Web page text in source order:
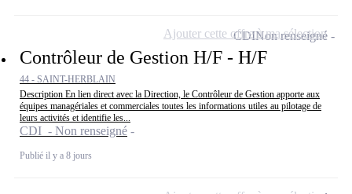
Contrôleur de Gestion H/F - H/F
44 - SAINT-HERBLAIN
Description En lien direct avec la Direction, le Contrôleur de Gestion apporte aux
équipes managériales et commerciales toutes les informations utiles au pilotage de
leurs activités et identifie les...
CDI - Non renseigné
Publié il y a 8 jours
CDINon renseigné
Ajouter cette offre à ma sélection